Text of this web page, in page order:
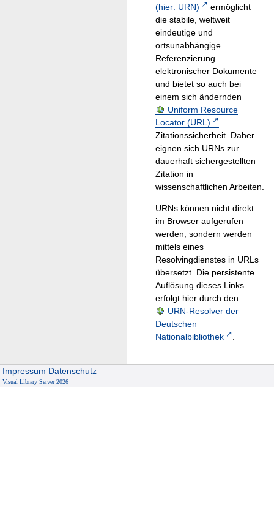
(hier: URN)
ermöglicht
die stabile, weltweit
eindeutige und
ortsunabhängige
Referenzierung
elektronischer Dokumente
und bietet so auch bei
einem sich ändernden
Uniform Resource
Locator (URL)
Zitationssicherheit. Daher
eignen sich URNs zur
dauerhaft sichergestellten
Zitation in
wissenschaftlichen Arbeiten.
URNs können nicht direkt
im Browser aufgerufen
werden, sondern werden
mittels eines
Resolvingdienstes in URLs
übersetzt. Die persistente
Auflösung dieses Links
erfolgt hier durch den
URN-Resolver der
Deutschen
Nationalbibliothek
.
Impressum Datenschutz
Visual Library Server 2026